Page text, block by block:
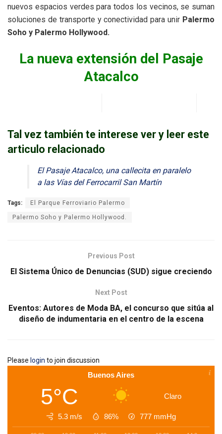
nuevos espacios verdes para todos los vecinos, se suman
soluciones de transporte y conectividad para unir Palermo
Soho y Palermo Hollywood.
La nueva extensión del Pasaje
Atacalco
Tal vez también te interese ver y leer este
articulo relacionado
El Pasaje Atacalco, una callecita en paralelo
a las Vías del Ferrocarril San Martín
Tags: El Parque Ferroviario Palermo
Palermo Soho y Palermo Hollywood.
Previous Post
El Sistema Único de Denuncias (SUD) sigue creciendo
Next Post
Eventos: Autores de Moda BA, el concurso que sitúa al
diseño de indumentaria en el centro de la escena
Please login to join discussion
Buenos Aires
5°C Claro
5.3 m/s 86% 777 mmHg